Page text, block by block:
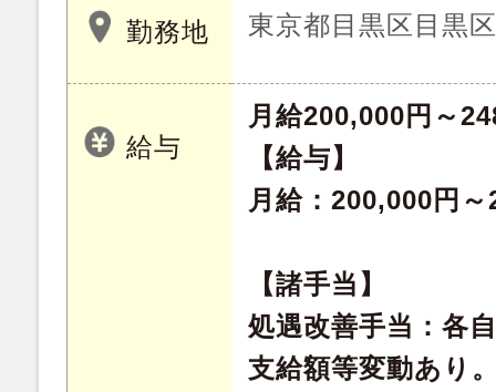
勤務地 東京都目黒区目黒
給与
月給200,000円～
【給与】
月給：200,000円
【諸手当】
処遇改善手当：各
支給額等変動あり